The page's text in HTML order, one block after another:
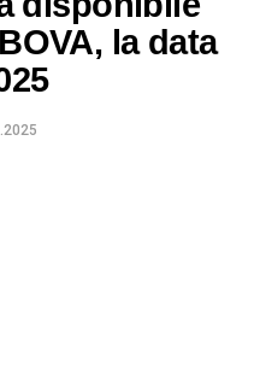
la data